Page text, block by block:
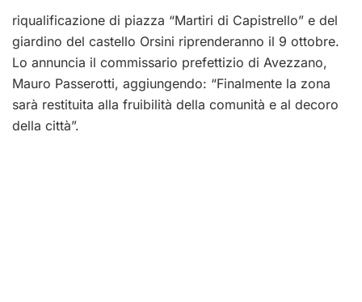
riqualificazione di piazza “Martiri di Capistrello” e del
giardino del castello Orsini riprenderanno il 9 ottobre.
Lo annuncia il commissario prefettizio di Avezzano,
Mauro Passerotti, aggiungendo: “Finalmente la zona
sarà restituita alla fruibilità della comunità e al decoro
della città”.